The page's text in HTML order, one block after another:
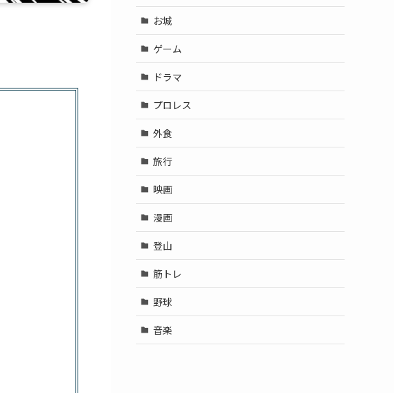
お城
ゲーム
ドラマ
プロレス
外食
旅行
映画
漫画
登山
筋トレ
野球
音楽